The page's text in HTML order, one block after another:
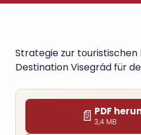
Strategie zur touristischen
Destination Visegrád für
📄 PDF
3,4 MB